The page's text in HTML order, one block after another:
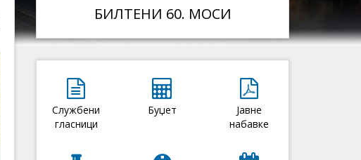
БИЛТЕНИ 60. МОСИ
Службени
гласници
Буџет
Јавне
набавке